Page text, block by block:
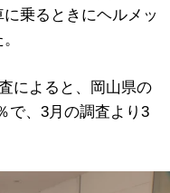
乗るときにヘルメッ
によると、岡山県の
で、3月の調査より3